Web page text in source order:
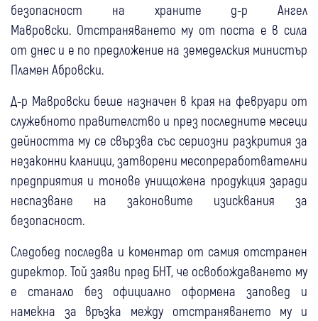
безопасност на храните д-р Ангел
Мавровски. Отстраняването му от поста е в сила
от днес и е по предложение на земеделския министър
Пламен Абровски.
Д-р Мавровски беше назначен в края на февруари от
служебното правителство и през последните месеци
дейността му се свързва със сериозни разкрития за
незаконни кланици, затворени месопреработвателни
предприятия и тонове унищожена продукция заради
неспазване на законовите изисквания за
безопасност.
Следобед последва и коментар от самия отстранен
директор. Той заяви пред БНТ, че освобождаването му
е станало без официално оформена заповед и
намекна за връзка между отстраняването му и